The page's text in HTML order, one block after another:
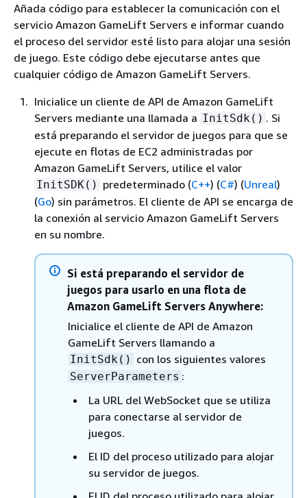
Añada código para establecer la comunicación con el
servicio Amazon GameLift Servers e informar cuando
el proceso del servidor esté listo para alojar una sesión
de juego. Este código debe ejecutarse antes que
cualquier código de Amazon GameLift Servers.
Inicialice un cliente de API de Amazon GameLift
Servers mediante una llamada a InitSdk() . Si
está preparando el servidor de juegos para que se
ejecute en flotas de EC2 administradas por
Amazon GameLift Servers, utilice el valor
InitSDK() predeterminado (C++) (C#) (Unreal)
(Go) sin parámetros. El cliente de API se encarga de
la conexión al servicio Amazon GameLift Servers
en su nombre.
Si está preparando el servidor de
juegos para usarlo en una flota de
Amazon GameLift Servers Anywhere:
Inicialice el cliente de API de Amazon
GameLift Servers llamando a
InitSdk() con los siguientes valores
ServerParameters :
La URL del WebSocket que se utiliza
para conectarse al servidor de
juegos.
El ID del proceso utilizado para alojar
su servidor de juegos.